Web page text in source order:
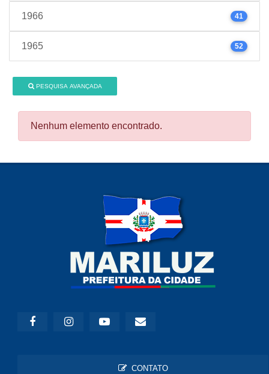
1966 41
1965 52
PESQUISA AVANÇADA
Nenhum elemento encontrado.
CONTATO